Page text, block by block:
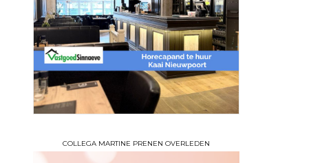
COLLEGA MARTINE PRENEN OVERLEDEN